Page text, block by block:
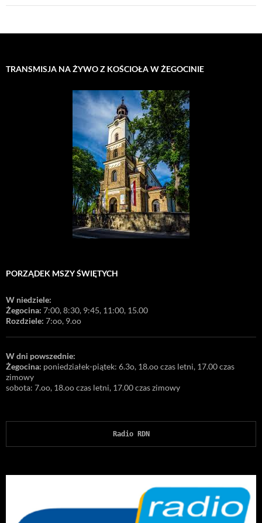
TRANSMISJA NA ŻYWO Z KOŚCIOŁA W ŻEGOCINIE
PORZĄDEK MSZY ŚWIĘTYCH
W niedziele:
Żegocina: 7:00, 8:30, 9:45, 11:00, 15.00
Rozdziele: 7:oo, 9.oo
W dni powszednie:
Żegocina: poniedziałek-piątek: 6.3o, 18.oo czas letni, 17.00 czas
zimowy
sobota: 7.oo, 18.oo czas letni, 17.00 czas zimowy
Radio RDN